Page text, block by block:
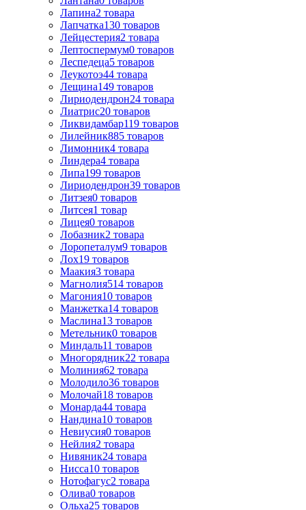
Лапина2 товара
Лапчатка130 товаров
Лейцестерия2 товара
Лептоспермум0 товаров
Леспедеца5 товаров
Леукотоэ44 товара
Лещина149 товаров
Лиpиодендpон24 товара
Лиатрис20 товаров
Ликвидамбар119 товаров
Лилейник885 товаров
Лимонник4 товара
Линдера4 товара
Липа199 товаров
Лириодендрон39 товаров
Литзея0 товаров
Литсея1 товар
Лицея0 товаров
Лобазник2 товара
Лоропеталум9 товаров
Лох19 товаров
Маакия3 товара
Магнолия514 товаров
Магония10 товаров
Манжетка14 товаров
Маслина13 товаров
Метельник0 товаров
Миндаль11 товаров
Многорядник22 товара
Молиния62 товара
Молодило36 товаров
Молочай18 товаров
Монарда44 товара
Нандина10 товаров
Невиусия0 товаров
Нейлия2 товара
Нивяник24 товара
Нисса10 товаров
Нотофагус2 товара
Олива0 товаров
Ольха25 товаров